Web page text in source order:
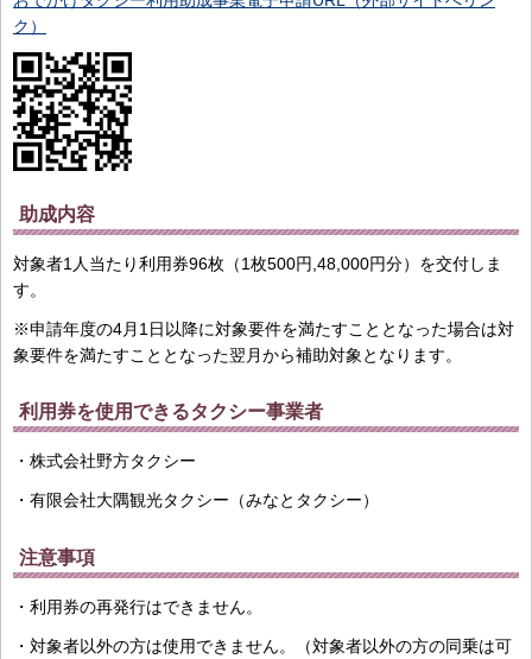
ク）
助成内容
対象者1人当たり利用券96枚（1枚500円,48,000円分）を交付しま
す。
※申請年度の4月1日以降に対象要件を満たすこととなった場合は対
象要件を満たすこととなった翌月から補助対象となります。
利用券を使用できるタクシー事業者
・株式会社野方タクシー
・有限会社大隅観光タクシー（みなとタクシー）
注意事項
・利用券の再発行はできません。
・対象者以外の方は使用できません。（対象者以外の方の同乗は可